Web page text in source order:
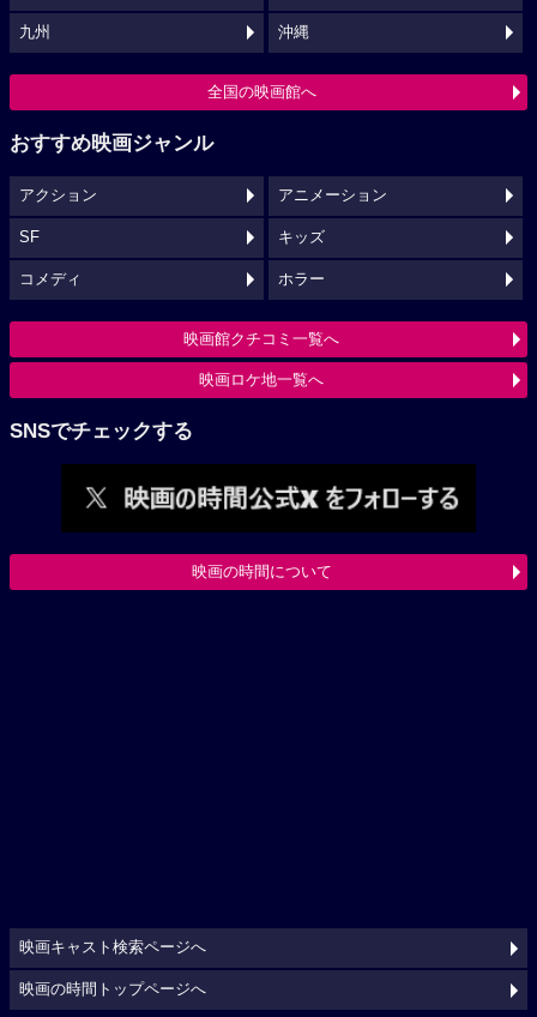
九州 沖縄
全国の映画館へ
おすすめ映画ジャンル
アクション アニメーション
SF キッズ
コメディ ホラー
映画館クチコミ一覧へ
映画ロケ地一覧へ
SNSでチェックする
映画の時間について
映画キャスト検索ページへ
映画の時間トップページへ